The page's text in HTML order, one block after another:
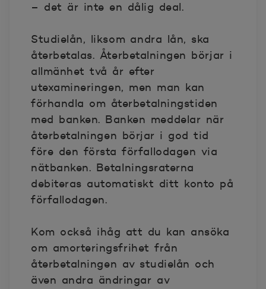
– det är inte en dålig deal.
Studielån, liksom andra lån, ska
återbetalas. Återbetalningen börjar i
allmänhet två år efter
utexamineringen, men man kan
förhandla om återbetalningstiden
med banken. Banken meddelar när
återbetalningen börjar i god tid
före den första förfallodagen via
nätbanken. Betalningsraterna
debiteras automatiskt ditt konto på
förfallodagen.
Kom också ihåg att du kan ansöka
om amorteringsfrihet från
återbetalningen av studielån och
även andra ändringar av